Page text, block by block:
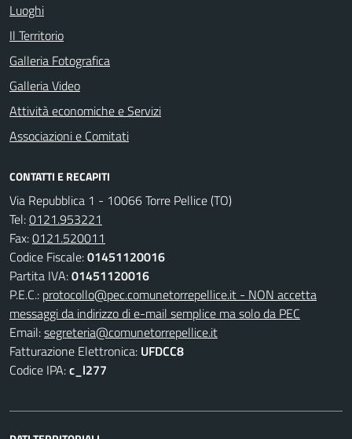
Luoghi
Il Territorio
Galleria Fotografica
Galleria Video
Attività economiche e Servizi
Associazioni e Comitati
CONTATTI E RECAPITI
Via Repubblica 1 - 10066 Torre Pellice (TO)
Tel:0121.953221
Fax:0121.520011
Codice Fiscale:01451120016
Partita IVA:01451120016
P.E.C.: protocollo@pec.comunetorrepellice.it - NON accetta
messaggi da indirizzo di e-mail semplice ma solo da PEC
Email:segreteria@comunetorrepellice.it
Fatturazione Elettronica: UFDCC8
Codice IPA:c_l277